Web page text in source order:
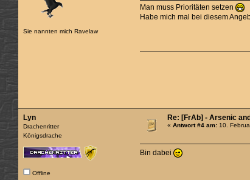
Sie nannten mich Ravelaw
Man muss Prioritäten setzen
Habe mich mal bei diesem
Lyn
Drachenritter
Königsdrache
Offline
Re: [FrAb] - Arsenic
«Antwort #4 am: 10.
Bin dabei